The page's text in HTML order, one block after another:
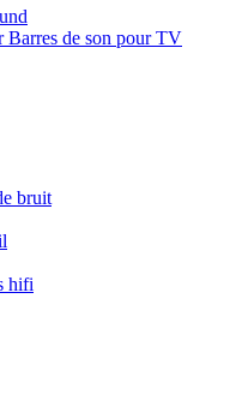
Barres de son pour TV
bruit
hifi